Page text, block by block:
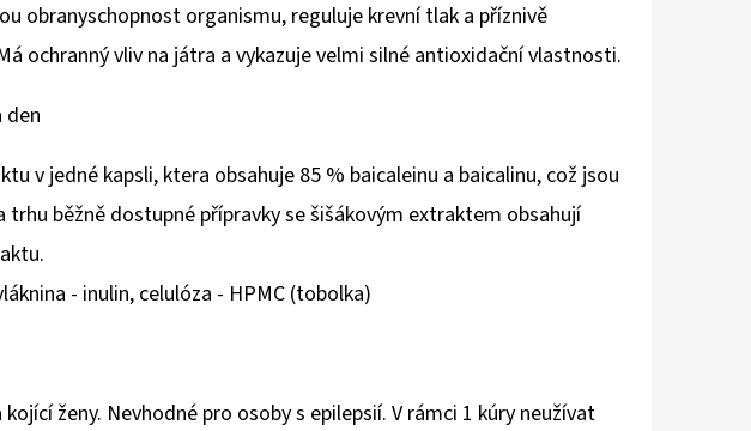
obranyschopnost organismu, reguluje krevní tlak a příznivě
ochranný vliv na játra a vykazuje velmi silné antioxidační vlastnosti.
den
v jedné kapsli, ktera obsahuje 85 % baicaleinu a baicalinu, což jsou
trhu běžně dostupné přípravky se šišákovým extraktem obsahují
- inulin, celulóza - HPMC (tobolka)
ženy. Nevhodné pro osoby s epilepsií. V rámci 1 kúry neužívat